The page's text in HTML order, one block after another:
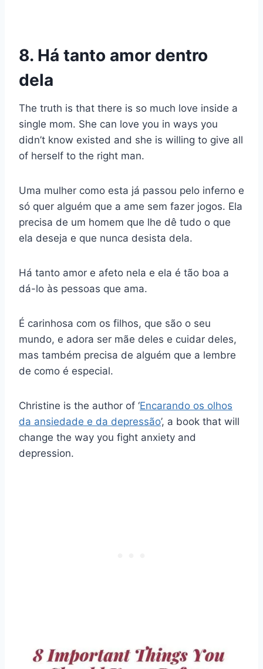
8. Há tanto amor dentro
dela
The truth is that there is so much love inside a
single mom. She can love you in ways you
didn’t know existed and she is willing to give all
of herself to the right man.
Uma mulher como esta já passou pelo inferno e
só quer alguém que a ame sem fazer jogos. Ela
precisa de um homem que lhe dê tudo o que
ela deseja e que nunca desista dela.
Há tanto amor e afeto nela e ela é tão boa a
dá-lo às pessoas que ama.
É carinhosa com os filhos, que são o seu
mundo, e adora ser mãe deles e cuidar deles,
mas também precisa de alguém que a lembre
de como é especial.
Christine is the author of ‘Encarando os olhos
da ansiedade e da depressão’, a book that will
change the way you fight anxiety and
depression.